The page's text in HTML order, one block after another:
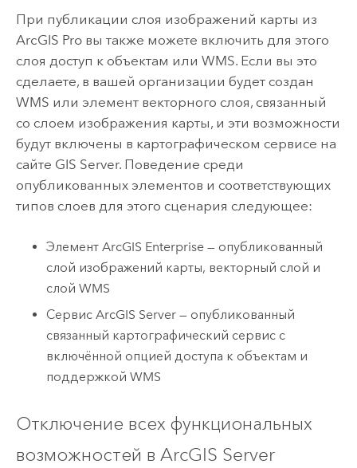
При публикации слоя изображений карты из
ArcGIS Proвы также можете включить для этого
слоя доступ к объектам или WMS. Если вы это
сделаете, в вашей организации будет создан
WMS или элемент векторного слоя, связанный
со слоем изображения карты, и эти возможности
будут включены в картографическом сервисе на
сайте GIS Server. Поведение среди
опубликованных элементов и соответствующих
типов слоев для этого сценария следующее:
ЭлементArcGIS Enterprise — опубликованный
слой изображений карты, векторный слой и
слой WMS
СервисArcGIS Server — опубликованный
связанный картографический сервис с
включённой опцией доступа к объектам и
поддержкой WMS
Отключение всех функциональных
возможностей в ArcGIS Server